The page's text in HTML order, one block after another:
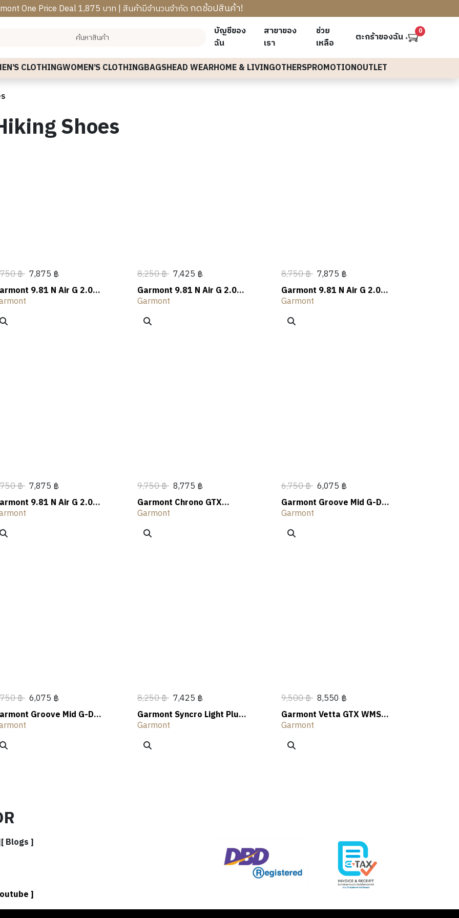
One Price Deal 1,875 บาท | สินค้ามีจำนวนจำกัด กดช้อปสินค้า!
บัญชีของ
ฉัน
สาขาของ
เรา
ช่วย
เหลือ
ตะกร้าของฉัน 0
CLOTHINGWOMEN’S CLOTHINGBAGSHEAD WEARHOME & LIVINGOTHERSPROMOTIONOUTLET
Shoes
฿ 7,875 ฿
9.81 N Air G 2.0
Hiking Shoes
8,250 ฿ 7,425 ฿
Garmont 9.81 N Air G 2.0
GTX WMS Hiking Shoes
Garmont
8,750 ฿ 7,875 ฿
Garmont 9.81 N Air G 2.0
Mid GTX Hiking Shoes
Garmont
฿ 7,875 ฿
9.81 N Air G 2.0
WMS GTX Hiking Shoes
9,750 ฿ 8,775 ฿
Garmont Chrono GTX
Lightweight Hiking Shoes
Garmont
6,750 ฿ 6,075 ฿
Garmont Groove Mid G-Dry
Hiking Shoes
Garmont
฿ 6,075 ฿
Groove Mid G-Dry
Hiking Shoes
8,250 ฿ 7,425 ฿
Garmont Syncro Light Plus
GTX Hiking Shoes
Garmont
9,500 ฿ 8,550 ฿
Garmont Vetta GTX WMS
Hiking Shoes
Garmont
[ Blogs ]
]